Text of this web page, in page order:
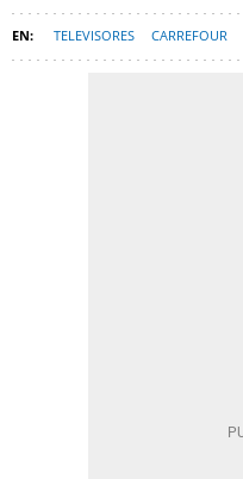
TELEVISORES CARREFOUR